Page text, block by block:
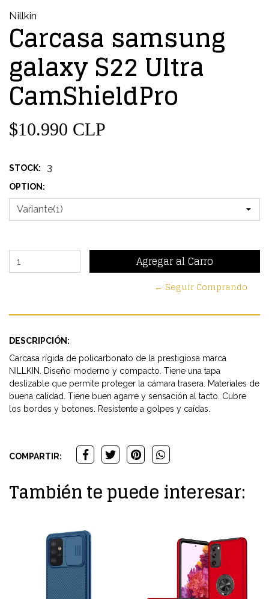
Nillkin
Carcasa samsung
galaxy S22 Ultra
CamShieldPro
$10.990 CLP
STOCK: 3
OPTION:
← Seguir Comprando
DESCRIPCIÓN:
Carcasa rígida de policarbonato de la prestigiosa marca
NILLKIN. Diseño moderno y compacto. Tiene una tapa
deslizable que permite proteger la cámara trasera. Materiales de
buena calidad. Tiene buen agarre y sensación al tacto. Cubre
los bordes y botones. Resistente a golpes y caídas.
COMPARTIR:
También te puede interesar: